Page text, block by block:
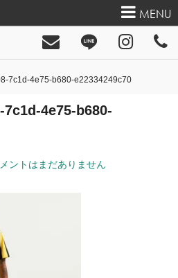
MENU
7c1d-4e75-b680-e22334249c70
4e75-b680-
ントはまだありません